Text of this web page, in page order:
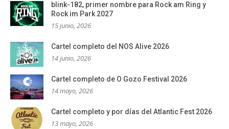
blink-182, primer nombre para Rock am Ring y
Rock im Park 2027
15 junio, 2026
Cartel completo del NOS Alive 2026
14 junio, 2026
Cartel completo de O Gozo Festival 2026
14 mayo, 2026
Cartel completo y por días del Atlantic Fest 2026
13 mayo, 2026